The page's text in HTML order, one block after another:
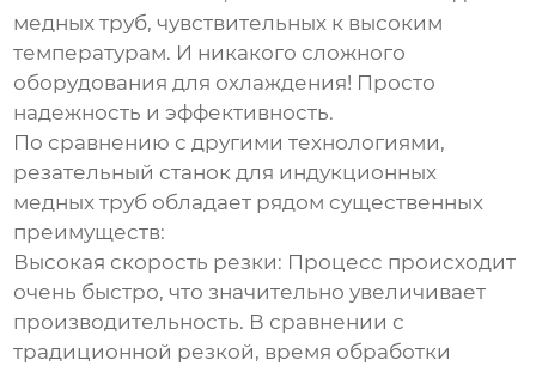
медных труб, чувствительных к высоким
температурам. И никакого сложного
оборудования для охлаждения! Просто
надежность и эффективность.
По сравнению с другими технологиями,
резательный станок для индукционных
медных труб обладает рядом существенных
преимуществ:
Высокая скорость резки: Процесс происходит
очень быстро, что значительно увеличивает
производительность. В сравнении с
традиционной резкой, время обработки